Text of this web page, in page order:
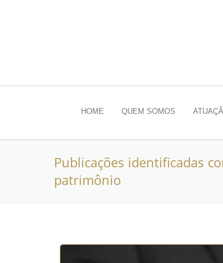
HOME QUEM SOMOS
Publicações identificadas
patrimônio